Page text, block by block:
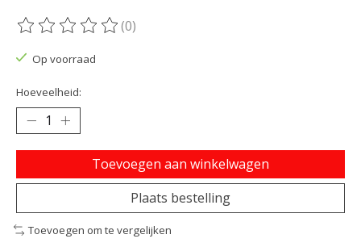
De beoordeling van dit product is
(0)
Op voorraad
Hoeveelheid:
Toevoegen aan winkelwagen
Plaats bestelling
Toevoegen om te vergelijken